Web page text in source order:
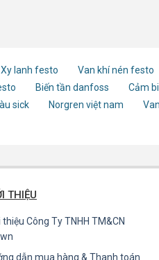
Xy lanh festo Van khí nén festo
Biến tần danfoss Cảm
sick Norgren việt nam
THIỆU
thiệu Công Ty TNHH TM&CN
dẫn mua hàng & Thanh toán